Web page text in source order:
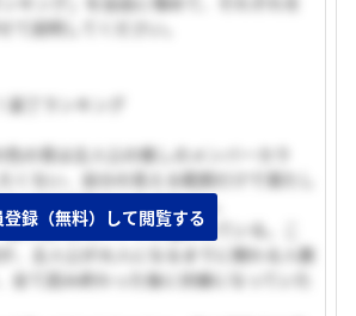
て説明してください。
丁ランキング
の青は主人公の推しのメンバーカラ
くない、自分の見える範囲だけで満たし
ある”が反映されたデザイン。
には6本のバトンが描かれている。こ
、主人公が大人になるまでに関わる人数
全て読み終わった後に伏線になっていた
登録（無料）して閲覧する